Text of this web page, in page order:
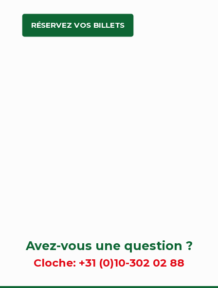
RÉSERVEZ VOS BILLETS
Avez-vous une question ?
Cloche: +31 (0)10-302 02 88